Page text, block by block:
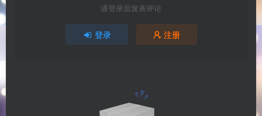
请登录后发表评论
登录 注册